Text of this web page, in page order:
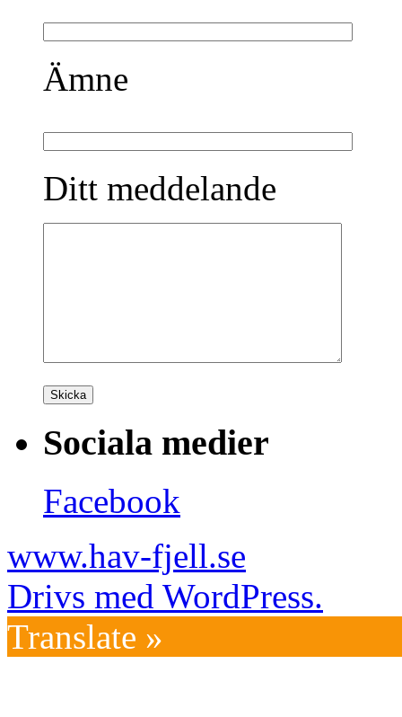
Ämne
Ditt meddelande
Sociala medier
Facebook
www.hav-fjell.se
Drivs med WordPress.
Translate »